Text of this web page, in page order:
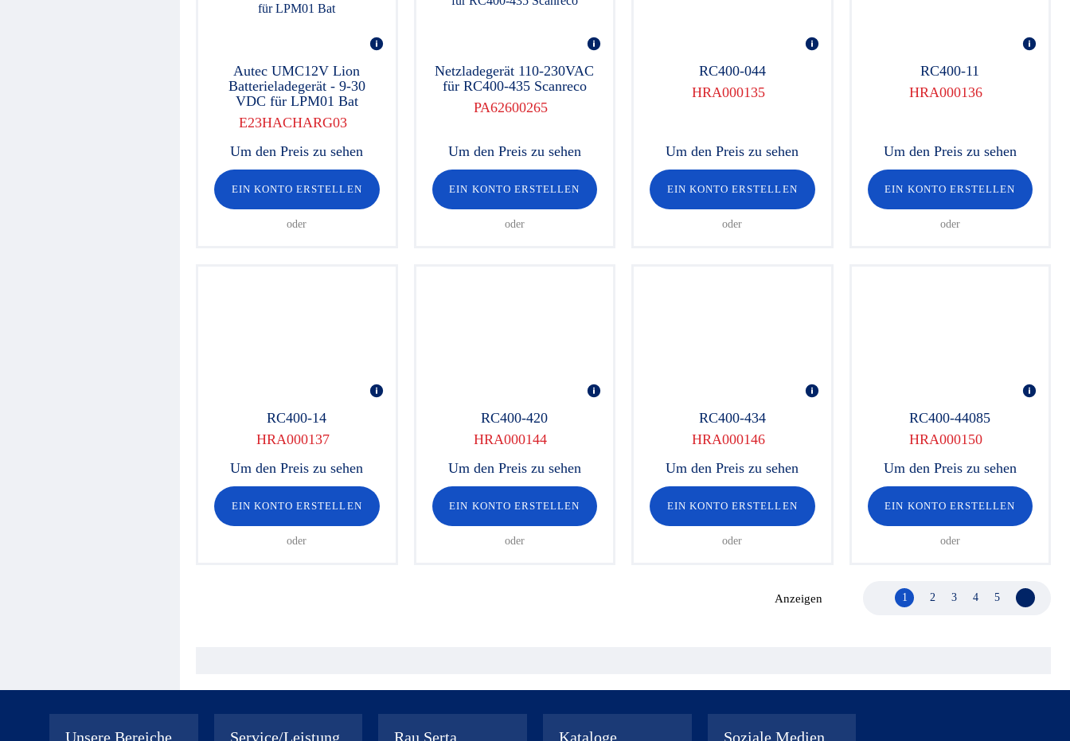
Autec UMC12V Lion
Batterieladegerät - 9-30
VDC für LPM01 Bat
E23HACHARG03
Um den Preis zu sehen
EIN KONTO ERSTELLEN
oder
Netzladegerät 110-230VAC
für RC400-435 Scanreco
PA62600265
Um den Preis zu sehen
EIN KONTO ERSTELLEN
oder
RC400-044
HRA000135
Um den Preis zu sehen
EIN KONTO ERSTELLEN
oder
RC400-11
HRA000136
Um den Preis zu sehen
EIN KONTO ERSTELLEN
oder
RC400-14
HRA000137
Um den Preis zu sehen
EIN KONTO ERSTELLEN
oder
RC400-420
HRA000144
Um den Preis zu sehen
EIN KONTO ERSTELLEN
oder
RC400-434
HRA000146
Um den Preis zu sehen
EIN KONTO ERSTELLEN
oder
RC400-44085
HRA000150
Um den Preis zu sehen
EIN KONTO ERSTELLEN
oder
Anzeigen 1 2 3 4 5 Nächste
Unsere Bereiche Service/Leistung Rau Serta Kataloge Soziale Medien